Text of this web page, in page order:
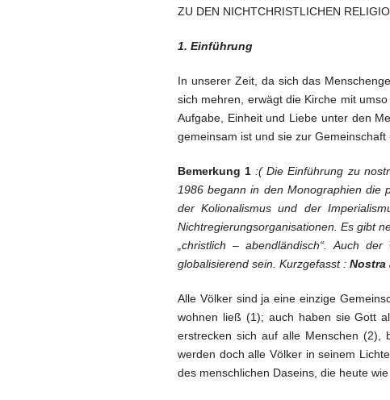
ZU DEN NICHTCHRISTLICHEN
1. Einführung
In unserer Zeit, da sich das
sich mehren, erwägt die Kirche mit
Aufgabe, Einheit und Liebe unter den
gemeinsam ist und sie zur Gemeinschaft
Bemerkung 1 :( Die Einführung zu
1986 begann in den Monographien die
der Kolionalismus und der
Nichtregierungsorganisationen. Es gibt
„christlich – abendländisch“. Auch
globalisierend sein. Kurzgefasst : Nostra
Alle Völker sind ja eine einzige
wohnen ließ (1); auch haben sie Gott
erstrecken sich auf alle Menschen (2),
werden doch alle Völker in seinem
des menschlichen Daseins, die heute